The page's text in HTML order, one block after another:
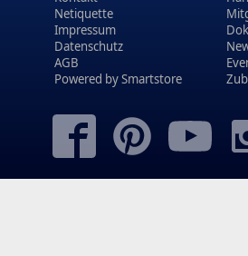
Netiquette
Impressum
Datenschutz
AGB
Powered bySmartstore